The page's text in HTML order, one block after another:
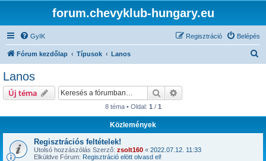
forum.chevyklub-hungary.eu
GyIK Belépés
Regisztráció
Fórum kezdőlap Típusok Lanos
Lanos
Új téma Keresés
8 téma • Oldal: 1 / 1
Közlemények
Regisztrációs feltételek!
Utolsó hozzászólás Szerző: zsolt160 « 2022.07.12. 11:33
Elküldve Fórum: Regisztráció elött olvasd el!